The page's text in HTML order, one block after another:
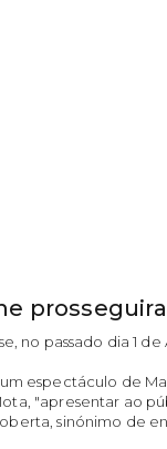
no passado dia 1
espectáculo de
"apresentar ao
sinónimo de